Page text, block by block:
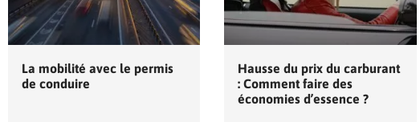
La mobilité avec le permis
de conduire
Hausse du prix du carburant
: Comment faire des
économies d’essence ?